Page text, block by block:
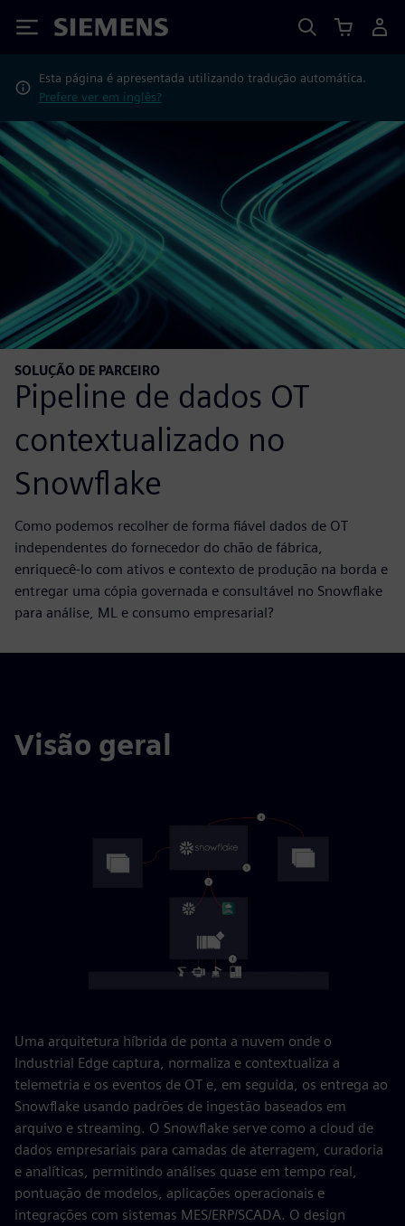
Siemens
Esta página é apresentada utilizando tradução automática.
Prefere ver em inglês?
SOLUÇÃO DE PARCEIRO
Pipeline de dados OT
contextualizado no
Snowflake
Como podemos recolher de forma fiável dados de OT
independentes do fornecedor do chão de fábrica,
enriquecê-lo com ativos e contexto de produção na borda e
entregar uma cópia governada e consultável no Snowflake
para análise, ML e consumo empresarial?
Visão geral
Uma arquitetura híbrida de ponta a nuvem onde o
Industrial Edge captura, normaliza e contextualiza a
telemetria e os eventos de OT e, em seguida, os entrega ao
Snowflake usando padrões de ingestão baseados em
arquivo e streaming. O Snowflake serve como a cloud de
dados empresariais para camadas de aterragem, curadoria
e analíticas, permitindo análises quase em tempo real,
pontuação de modelos, aplicações operacionais e
integrações com sistemas MES/ERP/SCADA. O design